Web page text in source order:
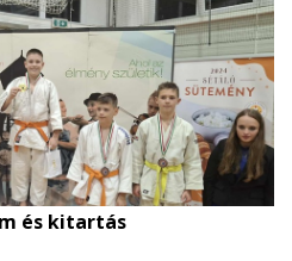
és kitartás